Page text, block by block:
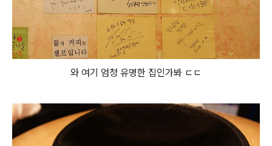
와 여기 엄청 유명한 집인가봐 ㄷㄷ